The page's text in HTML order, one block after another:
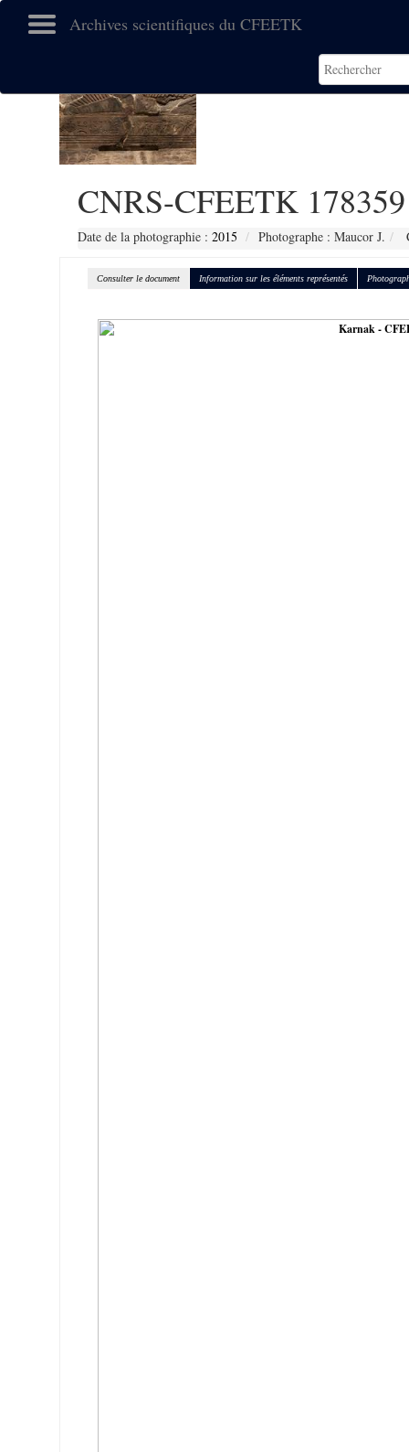
Archives scientifiques du CFEETK
CNRS-CFEETK 178359
Date de la photographie : 2015 Photographe : Maucor J.
Consulter le document Information sur les éléments représentés